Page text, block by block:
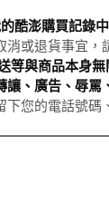
酷澎購買記錄
或退貨事宜，
等與商品本身
讓、廣告、辱
您的電話號碼